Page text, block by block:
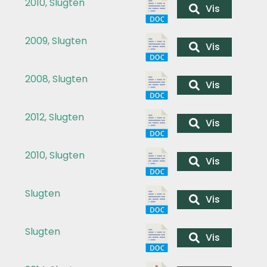
Vis
2009,Slugten Vis
2008,Slugten Vis
2012,Slugten Vis
2010,Slugten Vis
Slugten Vis
Slugten Vis